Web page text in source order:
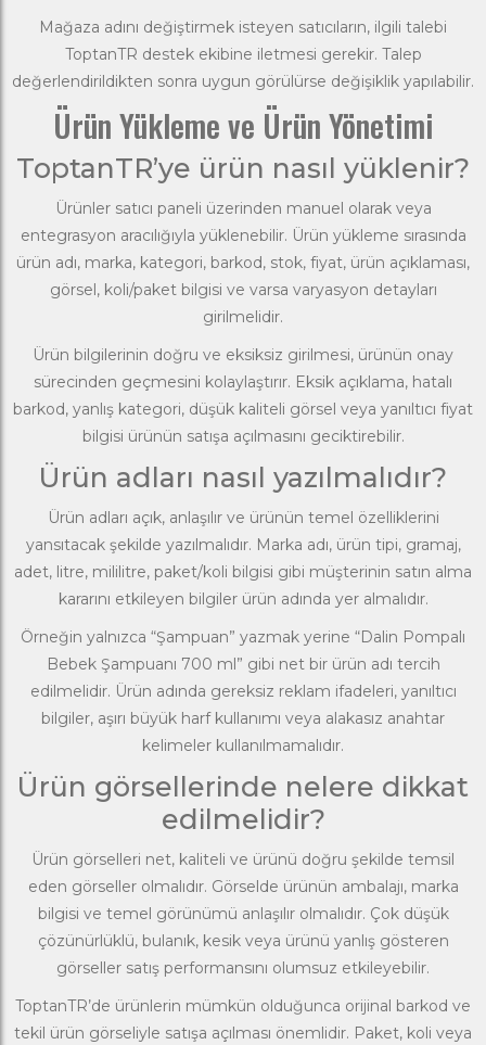
Mağaza adını değiştirmek isteyen satıcıların, ilgili talebi
ToptanTR destek ekibine iletmesi gerekir. Talep
değerlendirildikten sonra uygun görülürse değişiklik yapılabilir.
Ürün Yükleme ve Ürün Yönetimi
ToptanTR’ye ürün nasıl yüklenir?
Ürünler satıcı paneli üzerinden manuel olarak veya
entegrasyon aracılığıyla yüklenebilir. Ürün yükleme sırasında
ürün adı, marka, kategori, barkod, stok, fiyat, ürün açıklaması,
görsel, koli/paket bilgisi ve varsa varyasyon detayları
girilmelidir.
Ürün bilgilerinin doğru ve eksiksiz girilmesi, ürünün onay
sürecinden geçmesini kolaylaştırır. Eksik açıklama, hatalı
barkod, yanlış kategori, düşük kaliteli görsel veya yanıltıcı fiyat
bilgisi ürünün satışa açılmasını geciktirebilir.
Ürün adları nasıl yazılmalıdır?
Ürün adları açık, anlaşılır ve ürünün temel özelliklerini
yansıtacak şekilde yazılmalıdır. Marka adı, ürün tipi, gramaj,
adet, litre, mililitre, paket/koli bilgisi gibi müşterinin satın alma
kararını etkileyen bilgiler ürün adında yer almalıdır.
Örneğin yalnızca “Şampuan” yazmak yerine “Dalin Pompalı
Bebek Şampuanı 700 ml” gibi net bir ürün adı tercih
edilmelidir. Ürün adında gereksiz reklam ifadeleri, yanıltıcı
bilgiler, aşırı büyük harf kullanımı veya alakasız anahtar
kelimeler kullanılmamalıdır.
Ürün görsellerinde nelere dikkat
edilmelidir?
Ürün görselleri net, kaliteli ve ürünü doğru şekilde temsil
eden görseller olmalıdır. Görselde ürünün ambalajı, marka
bilgisi ve temel görünümü anlaşılır olmalıdır. Çok düşük
çözünürlüklü, bulanık, kesik veya ürünü yanlış gösteren
görseller satış performansını olumsuz etkileyebilir.
ToptanTR’de ürünlerin mümkün olduğunca orijinal barkod ve
tekil ürün görseliyle satışa açılması önemlidir. Paket, koli veya